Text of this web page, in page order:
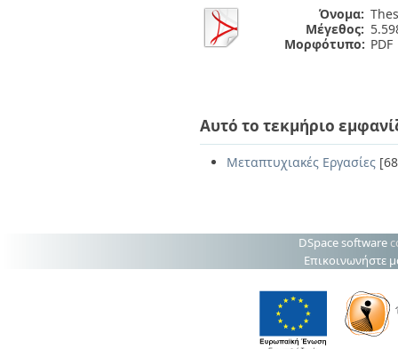
Όνομα:
Μέγεθος:
Μορφότυπο: PDF
Αυτό το τεκμήριο
Μεταπτυχιακές Εργασίες
DSpace software
Επικοινωνήστε